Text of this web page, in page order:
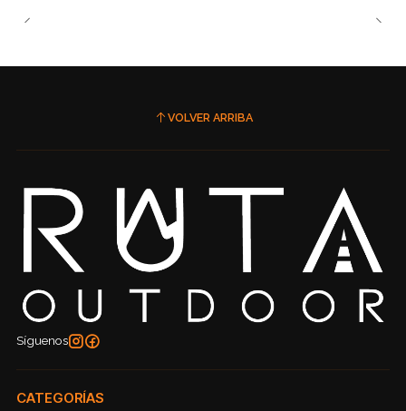
VOLVER ARRIBA
Síguenos
CATEGORÍAS